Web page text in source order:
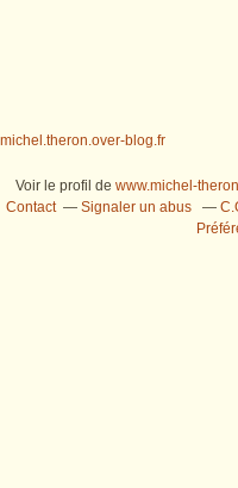
michel.theron.over-blog.fr
Voir le profil de www.michel-
Contact
Signaler un abus